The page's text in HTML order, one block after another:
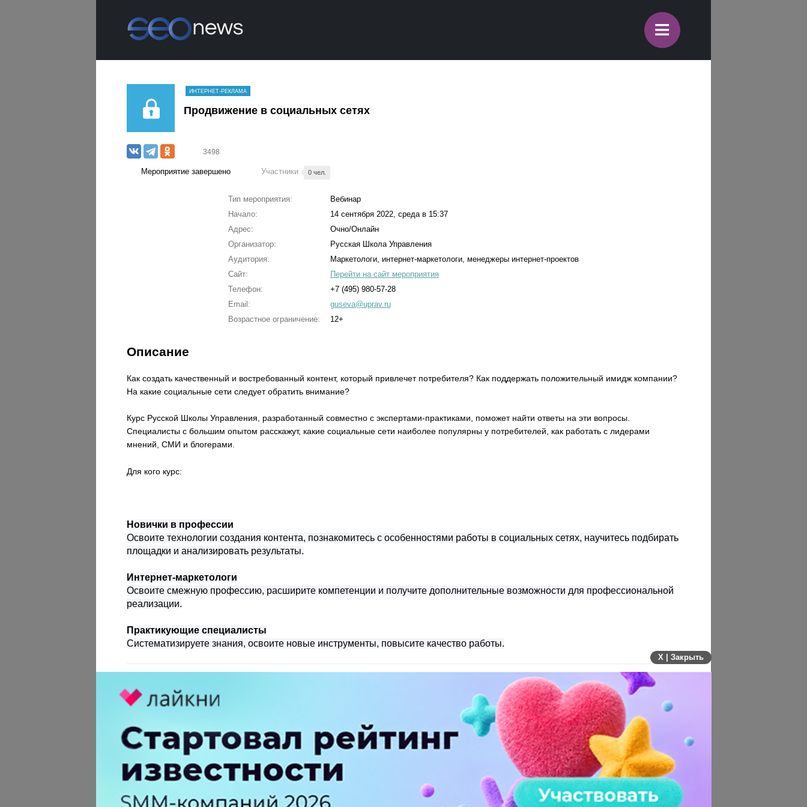
≡
ИНТЕРНЕТ-РЕКЛАМА
Продвижение в социальных сетях
3498
Мероприятие завершено Участники 0 чел.
Тип мероприятия:
Вебинар
Начало:
14 сентября 2022, среда в 15:37
Адрес:
Очно/Онлайн
Организатор:
Русская Школа Управления
Аудитория:
Маркетологи, интернет-маркетологи, менеджеры интернет-проектов
Сайт:
Перейти на сайт мероприятия
Телефон:
+7 (495) 980-57-28
Email:
guseva@uprav.ru
Возрастное ограничение:
12+
Описание
Как создать качественный и востребованный контент, который привлечет потребителя? Как поддержать положительный имидж компании?
На какие социальные сети следует обратить внимание?
Курс Русской Школы Управления, разработанный совместно с экспертами-практиками, поможет найти ответы на эти вопросы.
Специалисты с большим опытом расскажут, какие социальные сети наиболее популярны у потребителей, как работать с лидерами
мнений, СМИ и блогерами.
Для кого курс:
Новички в профессии
Освоите технологии создания контента, познакомитесь с особенностями работы в социальных сетях, научитесь подбирать
площадки и анализировать результаты.
Интернет-маркетологи
Освоите смежную профессию, расширите компетенции и получите дополнительные возможности для профессиональной
реализации.
Практикующие специалисты
Систематизируете знания, освоите новые инструменты, повысите качество работы.
X | Закрыть
ПЕРЕЙТИ НА ПОЛНУЮ ВЕРСИЮ
© SEOnews.ru Все права защищены. 2026